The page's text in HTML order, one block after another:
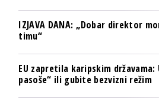
IZJAVA DANA: „Dobar direktor
timu“
EU zapretila karipskim
pasoše“ ili gubite bezvizni režim